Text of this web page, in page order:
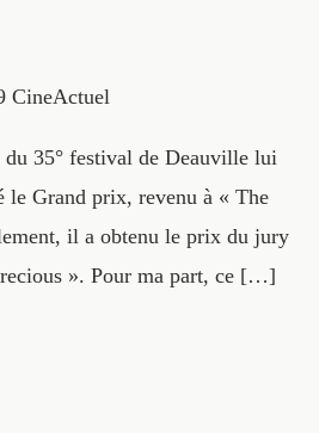
CineActuel
35° festival de Deauville lui
le Grand prix, revenu à « The
il a obtenu le prix du jury
». Pour ma part, ce […]